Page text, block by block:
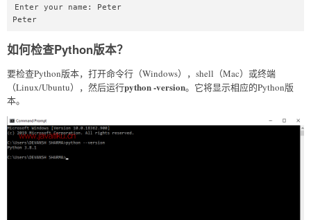
Enter your name: Peter
Peter
如何检查Python版本？
要检查Python版本，打开命令行（Windows），shell（Mac）或终端
（Linux/Ubuntu），然后运行python -version。它将显示相应的Python版
本。